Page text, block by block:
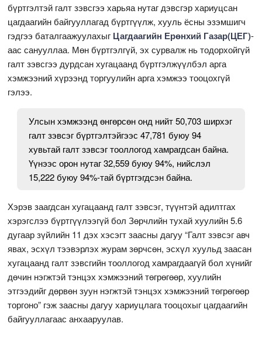
бүртгэлтэй галт зэвсгээ харьяа нутаг дэвсгэр хариуцсан
цагдаагийн байгууллагад бүртгүүлж, хууль ёсны эзэмшигч
гэдгээ баталгаажуулахыг Цагдаагийн Ерөнхий Газар(ЦЕГ)-
аас санууллаа. Мөн бүртгэлгүй, эх сурвалж нь тодорхойгүй
галт зэвсгээ дурдсан хугацаанд бүртгэлжүүлбэл арга
хэмжээний хүрээнд торгуулийн арга хэмжээ тооцохгүй
гэлээ.
Улсын хэмжээнд өнгөрсөн онд нийт 50,703 ширхэг
галт зэвсэг бүртгэлтэйгээс 47,781 буюу 94
хувьтай галт зэвсэг тооллогод хамрагдсан байна.
Үүнээс орон нутаг 32,559 буюу 94%, нийслэл
15,222 буюу 94%-тай бүртгэгдсэн байна.
Хэрэв заагдсан хугацаанд галт зэвсэг, түүнтэй адилтгах
хэрэгслээ бүртгүүлээгүй бол Зөрчлийн тухай хуулийн 5.6
дугаар зүйлийн 11 дэх хэсэгт заасны дагуу “Галт зэвсэг авч
явах, эсхүл тээвэрлэх журам зөрчсөн, эсхүл хуульд заасан
хугацаанд галт зэвсгийн тооллогод хамрагдаагүй бол хүнийг
дөчин нэгжтэй тэнцэх хэмжээний төгрөгөөр, хуулийн
этгээдийг дөрвөн зуун нэгжтэй тэнцэх хэмжээний төгрөгөөр
торгоно” гэж заасны дагуу хариуцлага тооцохыг цагдаагийн
байгууллагаас анхааруулав.